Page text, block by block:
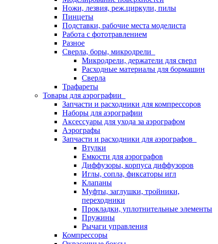
Ножи, лезвия, реж.циркули, пилы
Пинцеты
Подставки, рабочие места моделиста
Работа с фототравлением
Разное
Сверла, боры, микродрели
Микродрели, держатели для сверл
Расходные материалы для бормашин
Сверла
Трафареты
Товары для аэрографии
Запчасти и расходники для компрессоров
Наборы для аэрографии
Аксессуары для ухода за аэрографом
Аэрографы
Запчасти и расходники для аэрографов
Втулки
Емкости для аэрографов
Диффузоры, корпуса диффузоров
Иглы, сопла, фиксаторы игл
Клапаны
Муфты, заглушки, тройники,
переходники
Прокладки, уплотнительные элементы
Пружины
Рычаги управления
Компрессоры